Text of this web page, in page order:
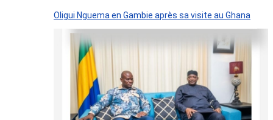
Oligui Nguema en Gambie après sa visite au Ghana